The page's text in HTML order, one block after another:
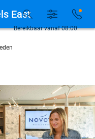
Bereikbaar vanaf 08:00
East